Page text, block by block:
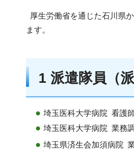
厚生労働省を通じた石川県
ます。
1 派遣隊員（
埼玉医科大学病院 看護
埼玉医科大学病院 業務
埼玉県済生会加須病院